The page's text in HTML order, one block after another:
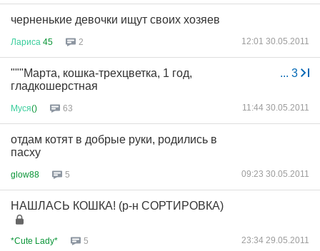
черненькие девочки ищут своих хозяев
Лариса 45 2 12:01 30.05.2011
... 3
"""Марта, кошка-трехцветка, 1 год,
гладкошерстная
Муся() 63 11:44 30.05.2011
отдам котят в добрые руки, родились в
пасху
glow88 5 09:23 30.05.2011
НАШЛАСЬ КОШКА! (р-н СОРТИРОВКА)
*Cute Lady* 5 23:34 29.05.2011